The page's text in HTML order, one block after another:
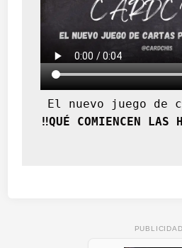
El nuevo juego de
‼️QUÉ COMIENCEN LAS
PUBLICIDAD